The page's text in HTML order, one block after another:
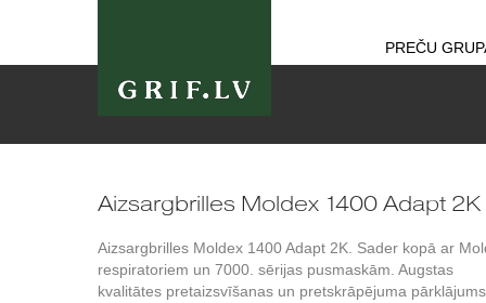
PREČU
Aizsargbrilles Moldex 1400 Adapt 2K
Aizsargbrilles Moldex 1400 Adapt 2K. Sader kopā ar
respiratoriem un 7000. sērijas pusmaskām. Augstas
kvalitātes pretaizsvīšanas un pretskrāpējuma